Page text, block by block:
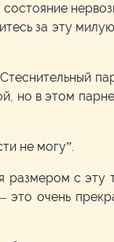
за эту
но в этом
не могу”.
размером с эту
это очень